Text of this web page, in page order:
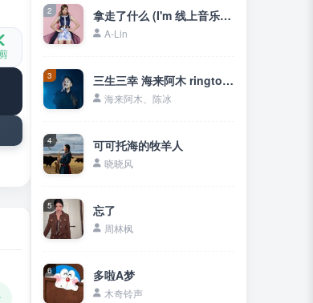
2 拿走了什么 (I'm 线上音乐会)
A-Lin
3 三生三幸 海来阿木 ringtone
海来阿木、陈冰
4 可可托海的牧羊人
晓晓风
5 忘了
周林枫
6 多啦A梦
木奇铃声